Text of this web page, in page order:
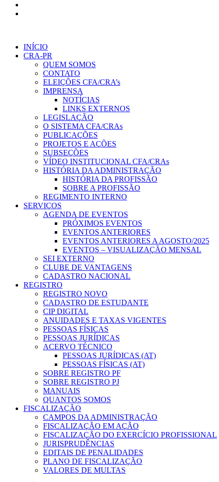
INÍCIO
CRA-PR
QUEM SOMOS
CONTATO
ELEIÇÕES CFA/CRA’s
IMPRENSA
NOTÍCIAS
LINKS EXTERNOS
LEGISLAÇÃO
O SISTEMA CFA/CRAs
PUBLICAÇÕES
PROJETOS E AÇÕES
SUBSEÇÕES
VÍDEO INSTITUCIONAL CFA/CRAs
HISTÓRIA DA ADMINISTRAÇÃO
HISTÓRIA DA PROFISSÃO
SOBRE A PROFISSÃO
REGIMENTO INTERNO
SERVIÇOS
AGENDA DE EVENTOS
PRÓXIMOS EVENTOS
EVENTOS ANTERIORES
EVENTOS ANTERIORES A AGOSTO/2025
EVENTOS – VISUALIZAÇÃO MENSAL
SEI EXTERNO
CLUBE DE VANTAGENS
CADASTRO NACIONAL
REGISTRO
REGISTRO NOVO
CADASTRO DE ESTUDANTE
CIP DIGITAL
ANUIDADES E TAXAS VIGENTES
PESSOAS FÍSICAS
PESSOAS JURÍDICAS
ACERVO TÉCNICO
PESSOAS JURÍDICAS (AT)
PESSOAS FÍSICAS (AT)
SOBRE REGISTRO PF
SOBRE REGISTRO PJ
MANUAIS
QUANTOS SOMOS
FISCALIZAÇÃO
CAMPOS DA ADMINISTRAÇÃO
FISCALIZAÇÃO EM AÇÃO
FISCALIZAÇÃO DO EXERCÍCIO PROFISSIONAL
JURISPRUDÊNCIAS
EDITAIS DE PENALIDADES
PLANO DE FISCALIZAÇÃO
VALORES DE MULTAS